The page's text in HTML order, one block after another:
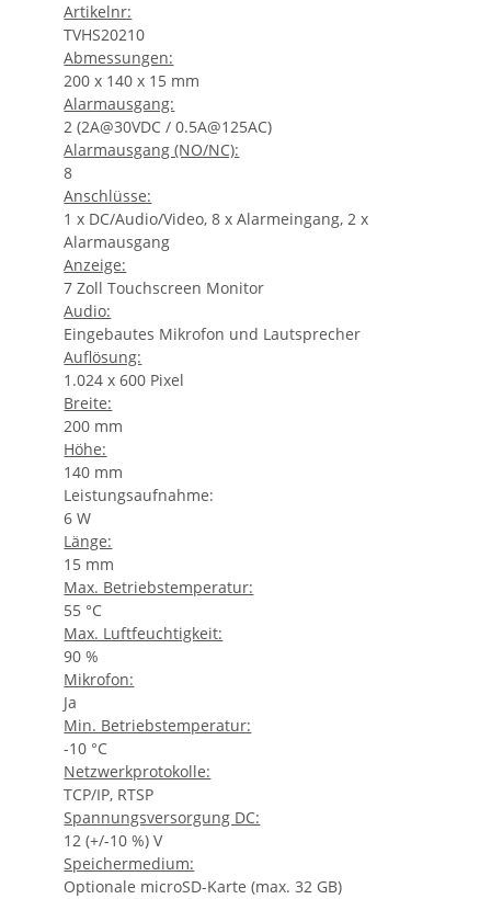
Artikelnr:
TVHS20210
Abmessungen:
200 x 140 x 15 mm
Alarmausgang:
2 (2A@30VDC / 0.5A@125AC)
Alarmausgang (NO/NC):
8
Anschlüsse:
1 x DC/Audio/Video, 8 x Alarmeingang, 2 x
Alarmausgang
Anzeige:
7 Zoll Touchscreen Monitor
Audio:
Eingebautes Mikrofon und Lautsprecher
Auflösung:
1.024 x 600 Pixel
Breite:
200 mm
Höhe:
140 mm
Leistungsaufnahme:
6 W
Länge:
15 mm
Max. Betriebstemperatur:
55 °C
Max. Luftfeuchtigkeit:
90 %
Mikrofon:
Ja
Min. Betriebstemperatur:
-10 °C
Netzwerkprotokolle:
TCP/IP, RTSP
Spannungsversorgung DC:
12 (+/-10 %) V
Speichermedium:
Optionale microSD-Karte (max. 32 GB)